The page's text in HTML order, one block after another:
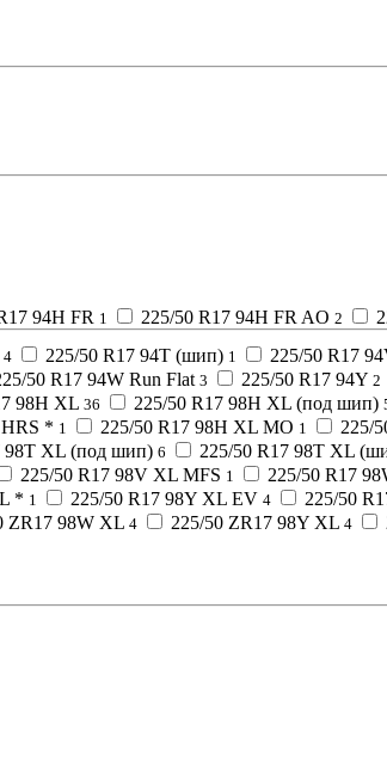
94H FR 1 225/50 R17 94H FR AO 2
4 225/50 R17 94T (шип) 1 225/50 R17
50 R17 94W Run Flat 3 225/50 R17 94Y 2
98H XL 36 225/50 R17 98H XL (под шип)
* 1 225/50 R17 98H XL MO 1 225/
98T XL (под шип) 6 225/50 R17 98T XL
225/50 R17 98V XL MFS 1 225/50 R17
* 1 225/50 R17 98Y XL EV 4 225/50
ZR17 98W XL 4 225/50 ZR17 98Y XL 4